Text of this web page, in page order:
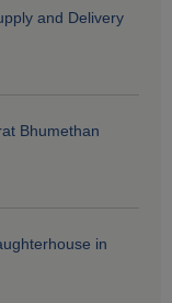
and Delivery
Bhumethan
in